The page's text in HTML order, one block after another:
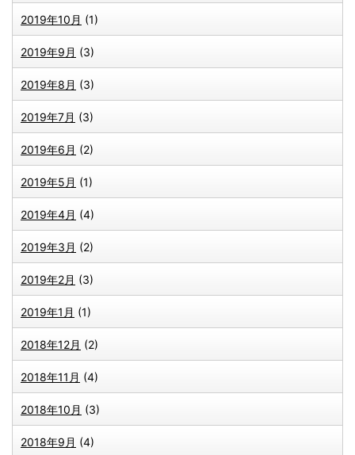
2019年10月 (1)
2019年9月 (3)
2019年8月 (3)
2019年7月 (3)
2019年6月 (2)
2019年5月 (1)
2019年4月 (4)
2019年3月 (2)
2019年2月 (3)
2019年1月 (1)
2018年12月 (2)
2018年11月 (4)
2018年10月 (3)
2018年9月 (4)